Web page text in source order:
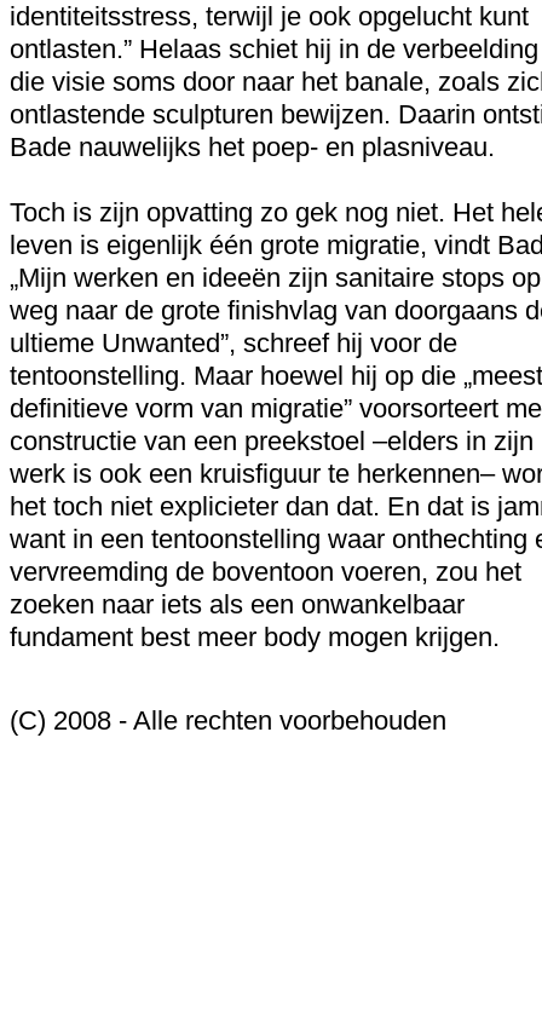
identiteitsstress, terwijl je ook opgelucht kunt
ontlasten.” Helaas schiet hij in de
die visie soms door naar het banale, zoals
ontlastende sculpturen bewijzen. Daarin
Bade nauwelijks het poep- en plasniveau.
Toch is zijn opvatting zo gek nog niet. Het
leven is eigenlijk één grote migratie, vindt
„Mijn werken en ideeën zijn sanitaire stops op
weg naar de grote finishvlag van doorgaans
ultieme Unwanted”, schreef hij voor de
tentoonstelling. Maar hoewel hij op die „meest
definitieve vorm van migratie” voorsorteert
constructie van een preekstoel –elders in zijn
werk is ook een kruisfiguur te herkennen–
het toch niet explicieter dan dat. En dat is
want in een tentoonstelling waar onthechting
vervreemding de boventoon voeren, zou het
zoeken naar iets als een onwankelbaar
fundament best meer body mogen krijgen.
(C) 2008 - Alle rechten voorbehouden